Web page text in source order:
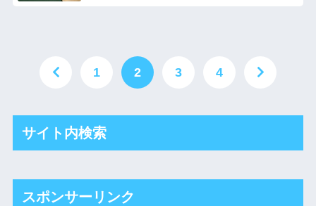
1 2 3 4
サイト内検索
スポンサーリンク